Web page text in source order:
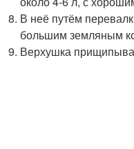
В неё путём
большим земляным
Верхушка